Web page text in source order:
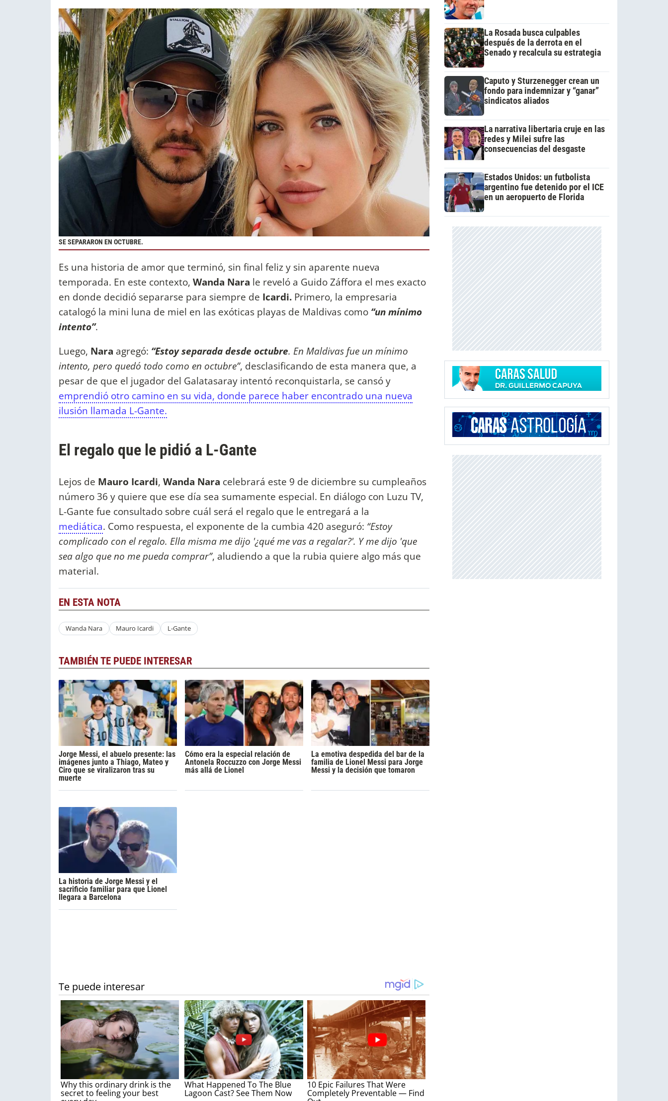
SE SEPARARON EN OCTUBRE.
Es una historia de amor que terminó, sin final feliz y sin aparente nueva
temporada. En este contexto, Wanda Nara le reveló a Guido Záffora el mes exacto
en donde decidió separarse para siempre de Icardi. Primero, la empresaria
catalogó la mini luna de miel en las exóticas playas de Maldivas como “un mínimo
intento”.
Luego, Nara agregó: “Estoy separada desde octubre. En Maldivas fue un mínimo
intento, pero quedó todo como en octubre”, desclasificando de esta manera que, a
pesar de que el jugador del Galatasaray intentó reconquistarla, se cansó y
emprendió otro camino en su vida, donde parece haber encontrado una nueva
ilusión llamada L-Gante.
El regalo que le pidió a L-Gante
Lejos de Mauro Icardi, Wanda Nara celebrará este 9 de diciembre su cumpleaños
número 36 y quiere que ese día sea sumamente especial. En diálogo con Luzu TV,
L-Gante fue consultado sobre cuál será el regalo que le entregará a la
mediática. Como respuesta, el exponente de la cumbia 420 aseguró: “Estoy
complicado con el regalo. Ella misma me dijo '¿qué me vas a regalar?'. Y me dijo 'que
sea algo que no me pueda comprar”, aludiendo a que la rubia quiere algo más que
material.
EN ESTA NOTA
Wanda Nara Mauro Icardi L-Gante
TAMBIÉN TE PUEDE INTERESAR
Jorge Messi, el abuelo presente: las
imágenes junto a Thiago, Mateo y
Ciro que se viralizaron tras su
muerte
Cómo era la especial relación de
Antonela Roccuzzo con Jorge Messi
más allá de Lionel
La emotiva despedida del bar de la
familia de Lionel Messi para Jorge
Messi y la decisión que tomaron
La historia de Jorge Messi y el
sacrificio familiar para que Lionel
llegara a Barcelona
La Rosada busca culpables
después de la derrota en el
Senado y recalcula su estrategia
Caputo y Sturzenegger crean un
fondo para indemnizar y “ganar”
sindicatos aliados
La narrativa libertaria cruje en las
redes y Milei sufre las
consecuencias del desgaste
Estados Unidos: un futbolista
argentino fue detenido por el ICE
en un aeropuerto de Florida